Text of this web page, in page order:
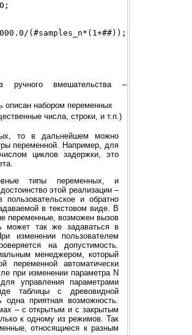
описан набором переменных
числа, строки, и т.п.)
то в дальнейшем можно
переменной. Например, для
циклов задержки, это
типы переменных, и
этой реализации –
пользовательское и обратно
в текстовом виде. В
переменные, возможен вызов
может так же задаваться в
изменении пользователем
на допустимость.
менеджером, который
переменной автоматически
при изменении параметра N
управления параметрами
таблицы с древовидной
приятная возможность.
– с открытым и с закрытым
к одному из режимов. Так
относящиеся к разным